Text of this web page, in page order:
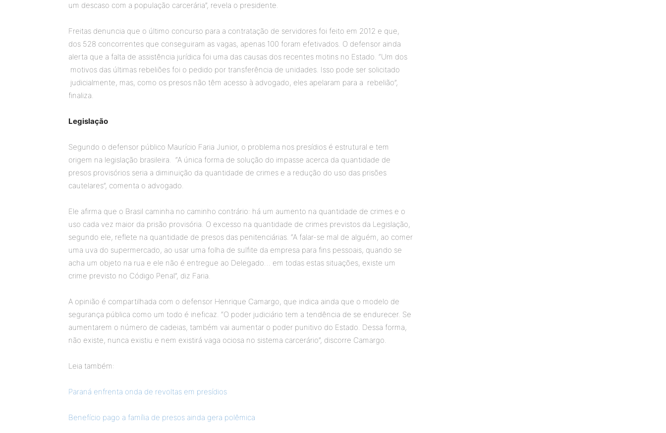
um descaso com a população carcerária”, revela o presidente.
Freitas denuncia que o último concurso para a contratação de servidores foi feito em 2012 e que,
dos 528 concorrentes que conseguiram as vagas, apenas 100 foram efetivados. O defensor ainda
alerta que a falta de assistência jurídica foi uma das causas dos recentes motins no Estado. “Um dos
motivos das últimas rebeliões foi o pedido por transferência de unidades. Isso pode ser solicitado
judicialmente, mas, como os presos não têm acesso à advogado, eles apelaram para a rebelião”,
finaliza.
Legislação
Segundo o defensor público Maurício Faria Junior, o problema nos presídios é estrutural e tem
origem na legislação brasileira. “A única forma de solução do impasse acerca da quantidade de
presos provisórios seria a diminuição da quantidade de crimes e a redução do uso das prisões
cautelares”, comenta o advogado.
Ele afirma que o Brasil caminha no caminho contrário: há um aumento na quantidade de crimes e o
uso cada vez maior da prisão provisória. O excesso na quantidade de crimes previstos da Legislação,
segundo ele, reflete na quantidade de presos das penitenciárias. “A falar-se mal de alguém, ao comer
uma uva do supermercado, ao usar uma folha de sulfite da empresa para fins pessoais, quando se
acha um objeto na rua e ele não é entregue ao Delegado… em todas estas situações, existe um
crime previsto no Código Penal”, diz Faria.
A opinião é compartilhada com o defensor Henrique Camargo, que indica ainda que o modelo de
segurança pública como um todo é ineficaz. “O poder judiciário tem a tendência de se endurecer. Se
aumentarem o número de cadeias, também vai aumentar o poder punitivo do Estado. Dessa forma,
não existe, nunca existiu e nem existirá vaga ociosa no sistema carcerário”, discorre Camargo.
Leia também:
Paraná enfrenta onda de revoltas em presídios
Benefício pago a família de presos ainda gera polêmica